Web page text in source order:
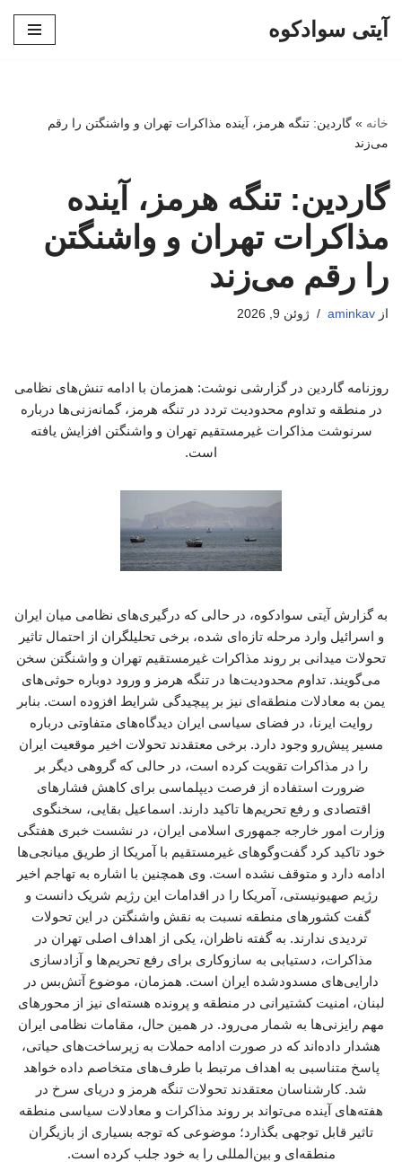
آیتی سوادکوه
خانه » گاردین: تنگه هرمز، آینده مذاکرات تهران و واشنگتن را رقم
می‌زند
گاردین: تنگه هرمز، آینده
مذاکرات تهران و واشنگتن
را رقم می‌زند
از aminkav ژوئن 9, 2026
روزنامه گاردین در گزارشی نوشت: همزمان با ادامه تنش‌های نظامی
در منطقه و تداوم محدودیت تردد در تنگه هرمز، گمانه‌زنی‌ها درباره
سرنوشت مذاکرات غیرمستقیم تهران و واشنگتن افزایش یافته
است.
به گزارش آیتی سوادکوه، در حالی که درگیری‌های نظامی میان ایران
و اسرائیل وارد مرحله تازه‌ای شده، برخی تحلیلگران از احتمال تاثیر
تحولات میدانی بر روند مذاکرات غیرمستقیم تهران و واشنگتن سخن
می‌گویند. تداوم محدودیت‌ها در تنگه هرمز و ورود دوباره حوثی‌های
یمن به معادلات منطقه‌ای نیز بر پیچیدگی شرایط افزوده است. بنابر
روایت ایرنا، در فضای سیاسی ایران دیدگاه‌های متفاوتی درباره
مسیر پیش‌رو وجود دارد. برخی معتقدند تحولات اخیر موقعیت ایران
را در مذاکرات تقویت کرده است، در حالی که گروهی دیگر بر
ضرورت استفاده از فرصت دیپلماسی برای کاهش فشارهای
اقتصادی و رفع تحریم‌ها تاکید دارند. اسماعیل بقایی، سخنگوی
وزارت امور خارجه جمهوری اسلامی ایران، در نشست خبری هفتگی
خود تاکید کرد گفت‌وگوهای غیرمستقیم با آمریکا از طریق میانجی‌ها
ادامه دارد و متوقف نشده است. وی همچنین با اشاره به تهاجم اخیر
رژیم صهیونیستی، آمریکا را در اقدامات این رژیم شریک دانست و
گفت کشورهای منطقه نسبت به نقش واشنگتن در این تحولات
تردیدی ندارند. به گفته ناظران، یکی از اهداف اصلی تهران در
مذاکرات، دستیابی به سازوکاری برای رفع تحریم‌ها و آزادسازی
دارایی‌های مسدودشده ایران است. همزمان، موضوع آتش‌بس در
لبنان، امنیت کشتیرانی در منطقه و پرونده هسته‌ای نیز از محورهای
مهم رایزنی‌ها به شمار می‌رود. در همین حال، مقامات نظامی ایران
هشدار داده‌اند که در صورت ادامه حملات به زیرساخت‌های حیاتی،
پاسخ متناسبی به اهداف مرتبط با طرف‌های متخاصم داده خواهد
شد. کارشناسان معتقدند تحولات تنگه هرمز و دریای سرخ در
هفته‌های آینده می‌تواند بر روند مذاکرات و معادلات سیاسی منطقه
تاثیر قابل توجهی بگذارد؛ موضوعی که توجه بسیاری از بازیگران
منطقه‌ای و بین‌المللی را به خود جلب کرده است.